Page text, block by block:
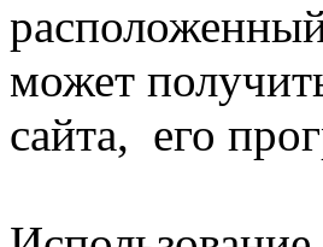
может
сайта, его